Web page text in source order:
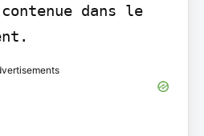
dans le